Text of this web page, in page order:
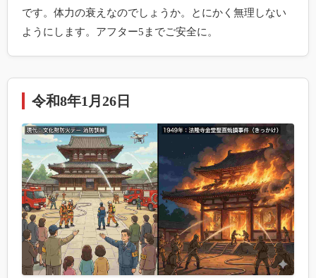
です。体力の衰えなのでしょうか。とにかく無理しない
ようにします。アフター5までご安全に。
令和8年1月26日